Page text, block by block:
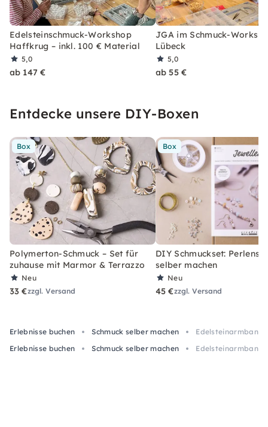
Edelsteinschmuck-Workshop
Haffkrug – inkl. 100 € Material
5,0
ab 147 €
JGA im Schmuck-
Lübeck
5,0
ab 55 €
Entdecke unsere DIY-Boxen
Box
Polymerton-Schmuck – Set für
zuhause mit Marmor & Terrazzo
Neu
33 €zzgl. Versand
Box
DIY Schmuckset:
selber machen
Neu
45 €zzgl. Versand
Erlebnisse buchen Schmuck selber machen
Erlebnisse buchen
Schmuck selber machen